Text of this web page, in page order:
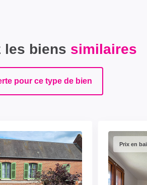
les biens similaires
pour ce type de bien
Prix en